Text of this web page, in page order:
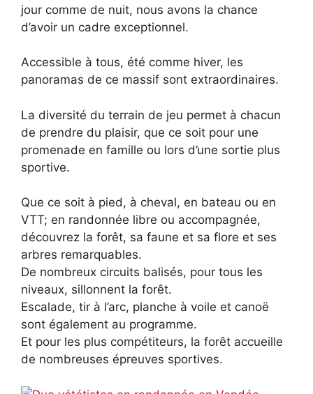
jour comme de nuit, nous avons la chance
d’avoir un cadre exceptionnel.
Accessible à tous, été comme hiver, les
panoramas de ce massif sont extraordinaires.
La diversité du terrain de jeu permet à chacun
de prendre du plaisir, que ce soit pour une
promenade en famille ou lors d’une sortie plus
sportive.
Que ce soit à pied, à cheval, en bateau ou en
VTT; en randonnée libre ou accompagnée,
découvrez la forêt, sa faune et sa flore et ses
arbres remarquables.
De nombreux circuits balisés, pour tous les
niveaux, sillonnent la forêt.
Escalade, tir à l’arc, planche à voile et canoë
sont également au programme.
Et pour les plus compétiteurs, la forêt accueille
de nombreuses épreuves sportives.